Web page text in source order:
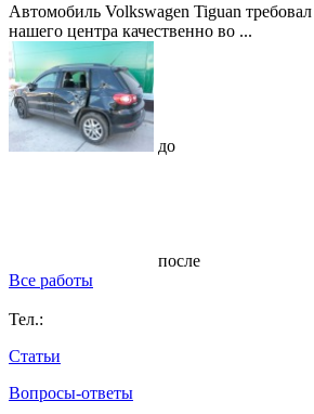
Автомобиль Volkswagen Tiguan
нашего центра качественно во ...
до
после
Все работы
Тел.:
Статьи
Вопросы-ответы